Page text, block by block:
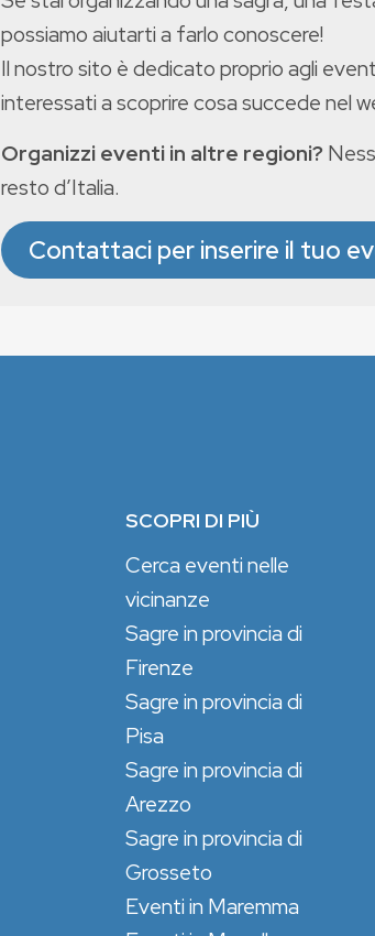
possiamo aiutarti a farlo conoscere!
Il nostro sito è dedicato proprio agli
interessati a scoprire cosa succede nel
Organizzi eventi in altre regioni?
resto d’Italia.
Contattaci per inserire il tuo
SCOPRI DI PIÙ
Cerca eventi nelle
vicinanze
Sagre in provincia di
Firenze
Sagre in provincia di
Pisa
Sagre in provincia di
Arezzo
Sagre in provincia di
Grosseto
Eventi in Maremma